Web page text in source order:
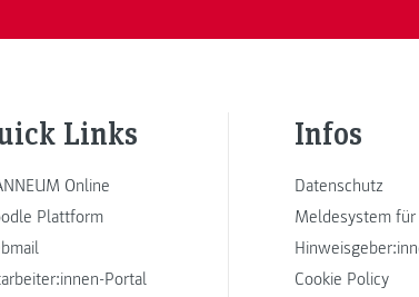
Links
Online
Plattform
Portal
Infos
Datenschutz
Meldesystem für
Cookie Policy